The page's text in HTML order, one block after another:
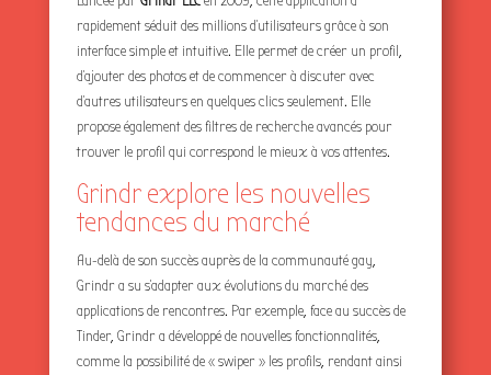
rapidement séduit des millions d’utilisateurs grâce à son
interface simple et intuitive. Elle permet de créer un profil,
d’ajouter des photos et de commencer à discuter avec
d’autres utilisateurs en quelques clics seulement. Elle
propose également des filtres de recherche avancés pour
trouver le profil qui correspond le mieux à vos attentes.
Grindr explore les nouvelles
tendances du marché
Au-delà de son succès auprès de la communauté gay,
Grindr a su s’adapter aux évolutions du marché des
applications de rencontres. Par exemple, face au succès de
Tinder, Grindr a développé de nouvelles fonctionnalités,
comme la possibilité de « swiper » les profils, rendant ainsi